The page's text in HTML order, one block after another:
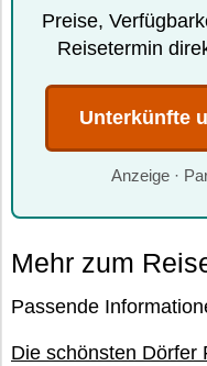
Preise,
Reisetermin
Unterkünfte
Anzeige ·
Mehr zum
Passende
Die schönsten Dörfer